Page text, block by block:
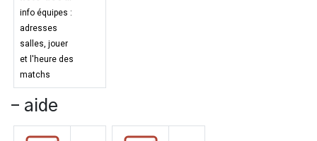
info équipes :
adresses
salles, jouer
et l'heure des
matchs
- aide